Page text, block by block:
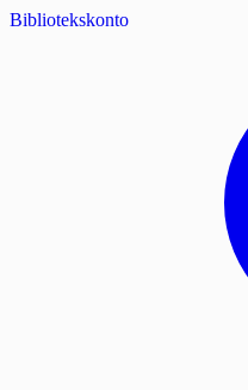
Bibliotekskonto